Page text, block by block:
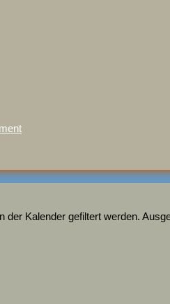
der Kalender gefiltert werden.